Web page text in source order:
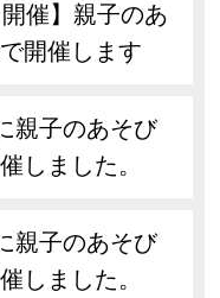
催】親子のあ
開催します
親子のあそび
しました。
親子のあそび
しました。